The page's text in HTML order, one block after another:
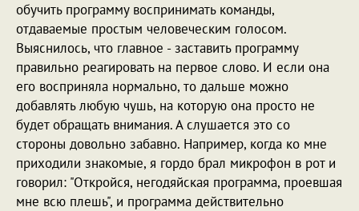
обучить программу воспринимать команды,
отдаваемые простым человеческим голосом.
Выяснилось, что главное - заставить программу
правильно реагировать на первое слово. И если она
его восприняла нормально, то дальше можно
добавлять любую чушь, на которую она просто не
будет обращать внимания. А слушается это со
стороны довольно забавно. Например, когда ко мне
приходили знакомые, я гордо брал микрофон в рот и
говорил: "Откройся, негодяйская программа, проевшая
мне всю плешь", и программа действительно